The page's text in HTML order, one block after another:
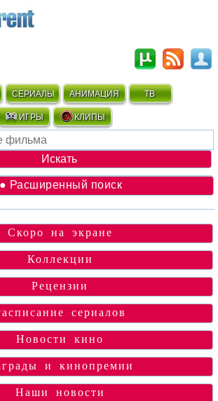
СЕРИАЛЫ АНИМАЦИЯ ТВ
ИГРЫ КЛИПЫ
● Расширенный поиск
Скоро на экране
Коллекции
Рецензии
сериалов
Новости кино
и кинопремии
Наши новости